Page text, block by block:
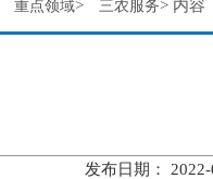
重点领域> 三农服务> 内容
发布日期：